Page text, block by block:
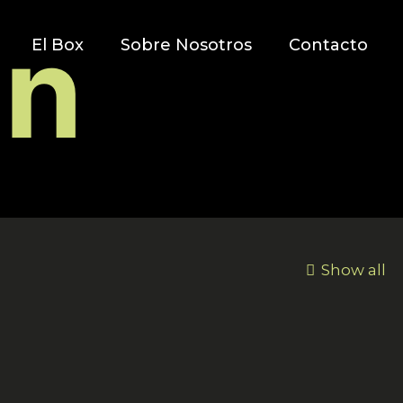
El Box Sobre Nosotros Contacto
Show all